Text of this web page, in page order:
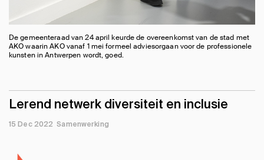
De gemeenteraad van 24 april keurde de overeenkomst van de stad met
AKO waarin AKO vanaf 1 mei formeel adviesorgaan voor de professionele
kunsten in Antwerpen wordt, goed.
Lerend netwerk diversiteit en inclusie
15 Dec 2022 Samenwerking